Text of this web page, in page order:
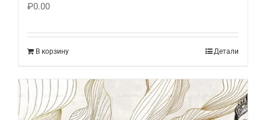
₽0.00
В корзину Детали